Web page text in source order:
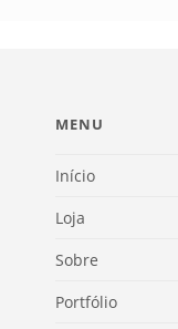
MENU
Início
Loja
Sobre
Portfólio